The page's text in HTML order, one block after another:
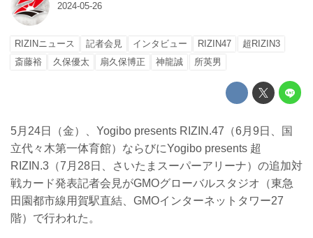
2024-05-26
RIZINニュース 記者会見 インタビュー RIZIN47
超RIZIN3
斎藤裕
久保優太 扇久保博正 神龍誠 所英男
5月24日（金）、Yogibo presents RIZIN.47（6月9日、国
立代々木第一体育館）ならびにYogibo presents 超
RIZIN.3（7月28日、さいたまスーパーアリーナ）の追加対
戦カード発表記者会見がGMOグローバルスタジオ（東急
田園都市線用賀駅直結、GMOインターネットタワー27
階）で行われた。